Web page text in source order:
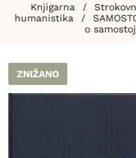
Knjigarna /
humanistika
/
o
ZNIŽANO